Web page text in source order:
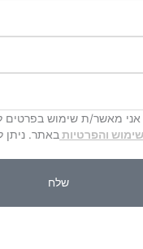
מאשר/ת שימוש בפרטים
והפרטיות באתר. ניתן
שלח